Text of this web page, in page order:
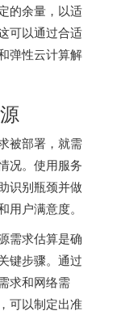
的余量，以适
可以通过合适
弹性云计算解
被部署，就需
况。使用服务
识别瓶颈并做
户满意度。
需求估算是确
键步骤。通过
求和网络需
可以制定出准